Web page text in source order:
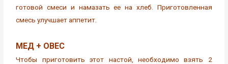
готовой смеси и намазать ее на хлеб. Приготовленная
смесь улучшает аппетит.
МЕД + ОВЕС
Чтобы приготовить этот настой, необходимо взять 2